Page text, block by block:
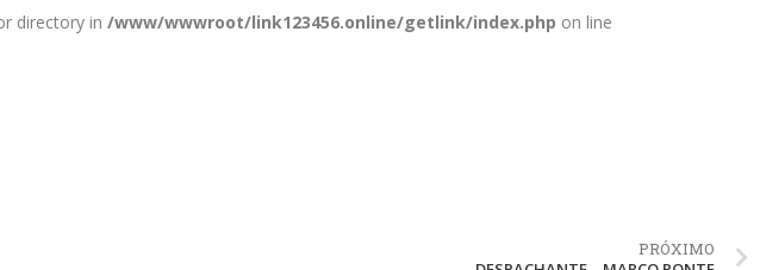
directory in /www/wwwroot/link123456.online/getlink/index.php on line
PRÓXIMO